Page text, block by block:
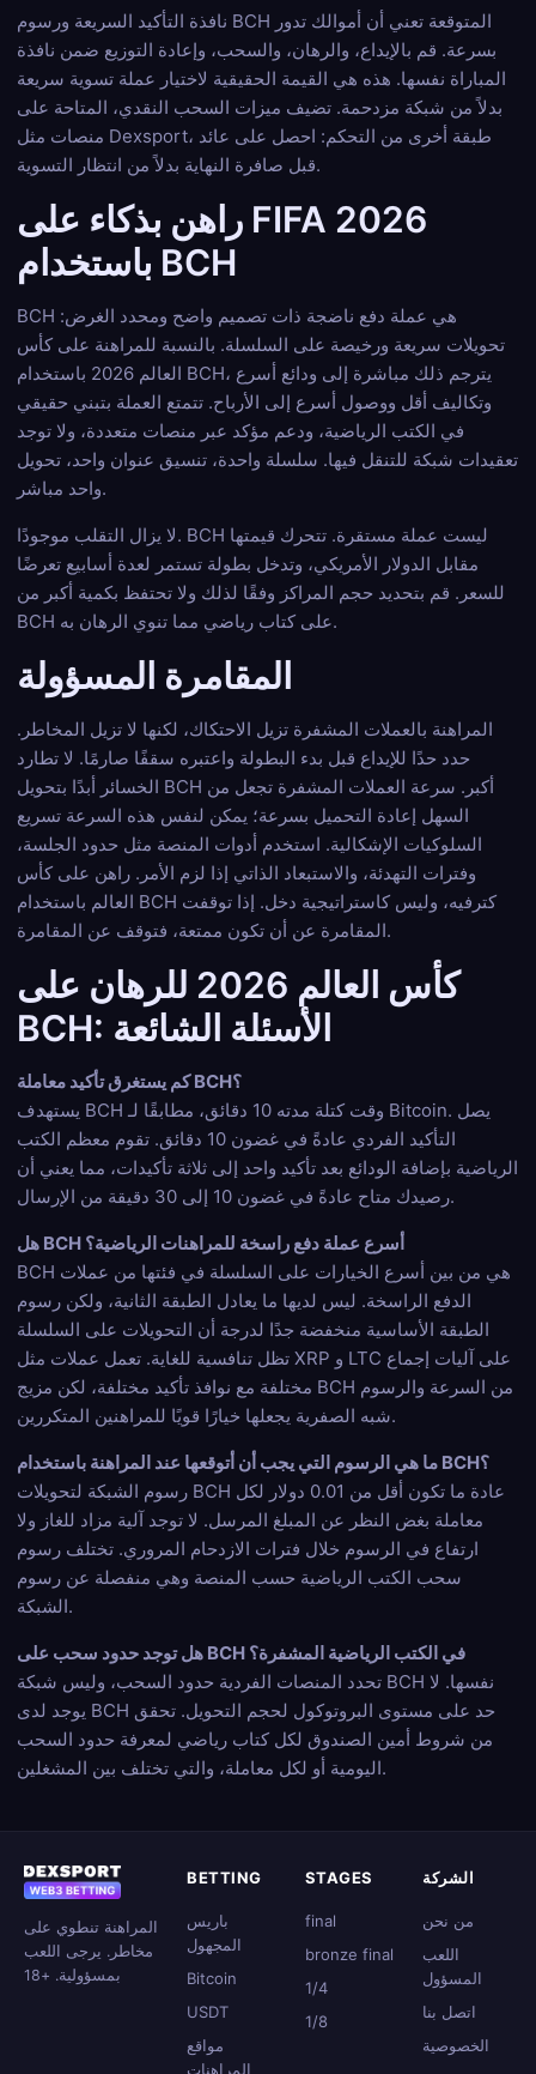
نافذة التأكيد السريعة ورسوم BCH المتوقعة تعني أن أموالك تدور
بسرعة. قم بالإيداع، والرهان، والسحب، وإعادة التوزيع ضمن نافذة
المباراة نفسها. هذه هي القيمة الحقيقية لاختيار عملة تسوية سريعة
بدلاً من شبكة مزدحمة. تضيف ميزات السحب النقدي، المتاحة على
منصات مثل Dexsport، طبقة أخرى من التحكم: احصل على عائد
قبل صافرة النهاية بدلاً من انتظار التسوية.
راهن بذكاء على FIFA 2026
باستخدام BCH
BCH هي عملة دفع ناضجة ذات تصميم واضح ومحدد الغرض:
تحويلات سريعة ورخيصة على السلسلة. بالنسبة للمراهنة على كأس
العالم 2026 باستخدام BCH، يترجم ذلك مباشرة إلى ودائع أسرع
وتكاليف أقل ووصول أسرع إلى الأرباح. تتمتع العملة بتبني حقيقي
في الكتب الرياضية، ودعم مؤكد عبر منصات متعددة، ولا توجد
تعقيدات شبكة للتنقل فيها. سلسلة واحدة، تنسيق عنوان واحد، تحويل
واحد مباشر.
لا يزال التقلب موجودًا. BCH ليست عملة مستقرة. تتحرك قيمتها
مقابل الدولار الأمريكي، وتدخل بطولة تستمر لعدة أسابيع تعرضًا
للسعر. قم بتحديد حجم المراكز وفقًا لذلك ولا تحتفظ بكمية أكبر من
BCH على كتاب رياضي مما تنوي الرهان به.
المقامرة المسؤولة
المراهنة بالعملات المشفرة تزيل الاحتكاك، لكنها لا تزيل المخاطر.
حدد حدًا للإيداع قبل بدء البطولة واعتبره سقفًا صارمًا. لا تطارد
الخسائر أبدًا بتحويل BCH أكبر. سرعة العملات المشفرة تجعل من
السهل إعادة التحميل بسرعة؛ يمكن لنفس هذه السرعة تسريع
السلوكيات الإشكالية. استخدم أدوات المنصة مثل حدود الجلسة،
وفترات التهدئة، والاستبعاد الذاتي إذا لزم الأمر. راهن على كأس
العالم باستخدام BCH كترفيه، وليس كاستراتيجية دخل. إذا توقفت
المقامرة عن أن تكون ممتعة، فتوقف عن المقامرة.
كأس العالم 2026 للرهان على
BCH: الأسئلة الشائعة
كم يستغرق تأكيد معاملة BCH؟
يستهدف BCH وقت كتلة مدته 10 دقائق، مطابقًا لـ Bitcoin. يصل
التأكيد الفردي عادةً في غضون 10 دقائق. تقوم معظم الكتب
الرياضية بإضافة الودائع بعد تأكيد واحد إلى ثلاثة تأكيدات، مما يعني أن
رصيدك متاح عادةً في غضون 10 إلى 30 دقيقة من الإرسال.
هل BCH أسرع عملة دفع راسخة للمراهنات الرياضية؟
BCH هي من بين أسرع الخيارات على السلسلة في فئتها من عملات
الدفع الراسخة. ليس لديها ما يعادل الطبقة الثانية، ولكن رسوم
الطبقة الأساسية منخفضة جدًا لدرجة أن التحويلات على السلسلة
تظل تنافسية للغاية. تعمل عملات مثل XRP و LTC على آليات إجماع
مختلفة مع نوافذ تأكيد مختلفة، لكن مزيج BCH من السرعة والرسوم
شبه الصفرية يجعلها خيارًا قويًا للمراهنين المتكررين.
ما هي الرسوم التي يجب أن أتوقعها عند المراهنة باستخدام BCH؟
رسوم الشبكة لتحويلات BCH عادة ما تكون أقل من 0.01 دولار لكل
معاملة بغض النظر عن المبلغ المرسل. لا توجد آلية مزاد للغاز ولا
ارتفاع في الرسوم خلال فترات الازدحام المروري. تختلف رسوم
سحب الكتب الرياضية حسب المنصة وهي منفصلة عن رسوم
الشبكة.
هل توجد حدود سحب على BCH في الكتب الرياضية المشفرة؟
تحدد المنصات الفردية حدود السحب، وليس شبكة BCH نفسها. لا
يوجد لدى BCH حد على مستوى البروتوكول لحجم التحويل. تحقق
من شروط أمين الصندوق لكل كتاب رياضي لمعرفة حدود السحب
اليومية أو لكل معاملة، والتي تختلف بين المشغلين.
المراهنة تنطوي على
مخاطر. يرجى اللعب
بمسؤولية. +18
BETTING
باريس
المجهول
Bitcoin
USDT
مواقع
المراهنات
STAGES
final
bronze final
1/4
1/8
الشركة
من نحن
اللعب
المسؤول
اتصل بنا
الخصوصية